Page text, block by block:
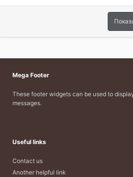
Mega Footer
These footer widgets can be used to
messages.
Useful links
Contact us
Another helpful link